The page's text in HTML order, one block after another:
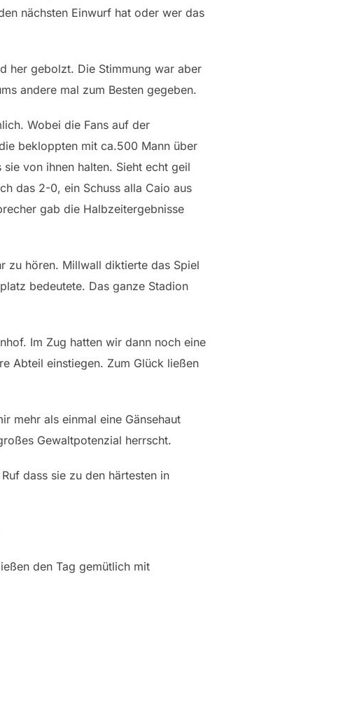
nächsten Einwurf hat oder wer das
her gebolzt. Die Stimmung war aber
andere mal zum Besten gegeben.
Wobei die Fans auf der
bekloppten mit ca.500 Mann über
von ihnen halten. Sieht echt geil
das 2-0, ein Schuss alla Caio aus
gab die Halbzeitergebnisse
zu hören. Millwall diktierte das Spiel
bedeutete. Das ganze Stadion
Im Zug hatten wir dann noch eine
Abteil einstiegen. Zum Glück ließen
mehr als einmal eine Gänsehaut
Gewaltpotenzial herrscht.
dass sie zu den härtesten in
den Tag gemütlich mit